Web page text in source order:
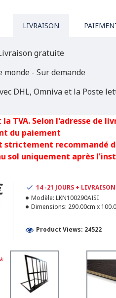
LIVRAISON
gratuite
monde - Sur demande
DHL, Omniva et la Poste
TVA. Selon l'adresse de
du paiement
recommandé
sol uniquement après
14 -21 JOURS + LIVRAISON
Modèle: LKN100290AISI
Dimensions: 290.00cm x
Product Views: 24522